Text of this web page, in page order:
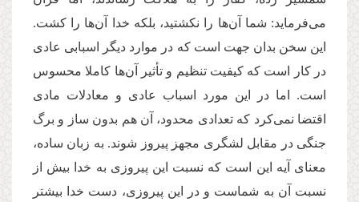
می‌فرماید: شما آن‌ها را نکشتید، بلکه خدا آن‌ها را کشت.
این سخن بدان جهت است که در موارد دیگر اسبابی عادی
در کار است که کیفیت تنظیم و تأثیر آن‌ها کاملا محسوس
است. اما در این‌ مورد اسباب عادی و معادلات مادی
اقتضا نمی‌کرد که تعدادی محدود، آن هم بدون ساز و برگ
جنگی در مقابل لشگری مجهز پیروز شوند. به زبان ساده،
معنای آیه این است که نسبت این پیروزی به خدا بیش از
نسبت آن به شماست و در این پیروزی، دست خدا بیشتر